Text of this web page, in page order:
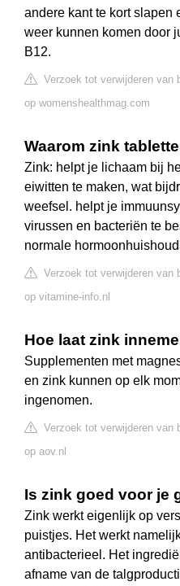
andere kant te kort slapen
weer kunnen komen door
B12.
Verzoek tot verwijderen van
op womenshealthmag.com
Waarom zink
Zink: helpt je lichaam bij
eiwitten te maken, wat
weefsel. helpt je
virussen en bacteriën te
normale
Verzoek tot verwijderen van
op vitamine-info.nl
Hoe laat zink
Supplementen met
en zink kunnen op elk
ingenomen.
Verzoek tot verwijderen van
op aov.nl
Is zink goed voor je
Zink werkt eigenlijk op
puistjes. Het werkt
antibacterieel. Het
afname van de